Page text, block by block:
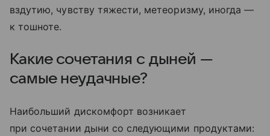
вздутию, чувству тяжести, метеоризму, иногда —
к тошноте.
Какие сочетания с дыней —
самые неудачные?
Наибольший дискомфорт возникает
при сочетании дыни со следующими продуктами: